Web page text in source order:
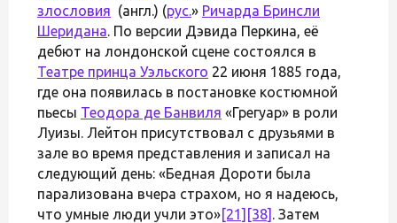
злословия (англ.) (рус.» Ричарда Бринсли
Шеридана. По версии Дэвида Перкина, её
дебют на лондонской сцене состоялся в
Театре принца Уэльского 22 июня 1885 года,
где она появилась в постановке костюмной
пьесы Теодора де Банвиля «Грегуар» в роли
Луизы. Лейтон присутствовал с друзьями в
зале во время представления и записал на
следующий день: «Бедная Дороти была
парализована вчера страхом, но я надеюсь,
что умные люди учли это»[21] [38] . Затем